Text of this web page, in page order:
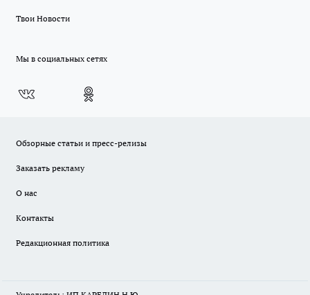
Твои Новости
Мы в социальных сетях
Обзорные статьи и пресс-релизы
Заказать рекламу
О нас
Контакты
Редакционная политика